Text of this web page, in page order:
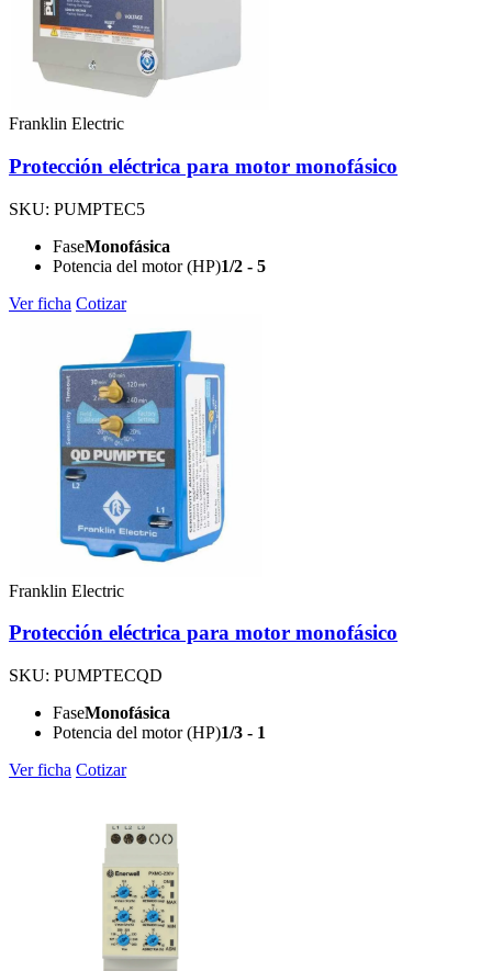
Franklin Electric
Protección eléctrica para motor monofásico
SKU: PUMPTEC5
FaseMonofásica
Potencia del motor (HP)1/2 - 5
Ver ficha Cotizar
Franklin Electric
Protección eléctrica para motor monofásico
SKU: PUMPTECQD
FaseMonofásica
Potencia del motor (HP)1/3 - 1
Ver ficha Cotizar